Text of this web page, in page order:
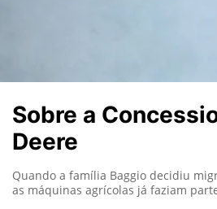
Sobre a
Deere
Quando a família Baggio decidiu
as máquinas agrícolas já faziam